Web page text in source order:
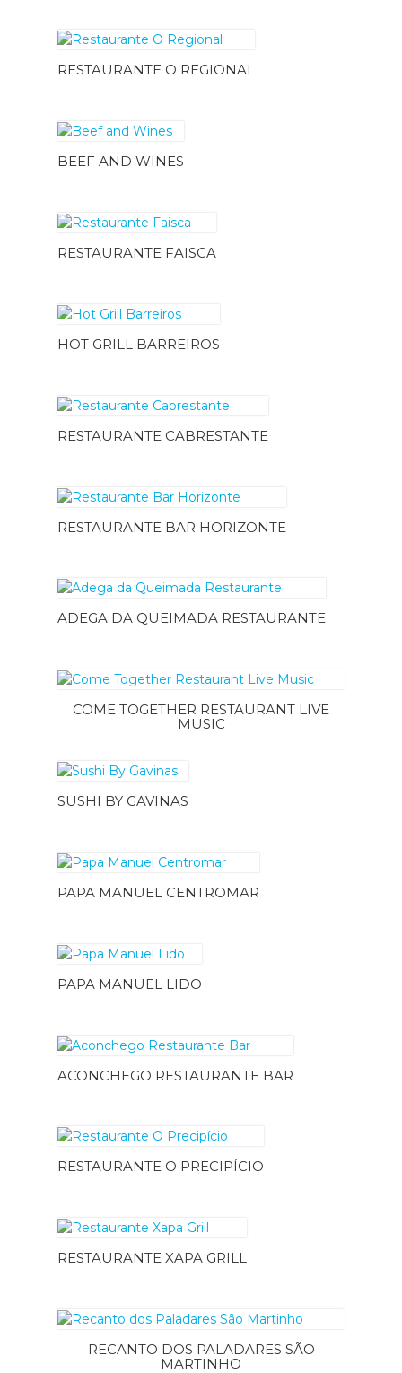
RESTAURANTE O REGIONAL
BEEF AND WINES
RESTAURANTE FAISCA
HOT GRILL BARREIROS
RESTAURANTE CABRESTANTE
RESTAURANTE BAR HORIZONTE
ADEGA DA QUEIMADA RESTAURANTE
COME TOGETHER RESTAURANT LIVE
MUSIC
SUSHI BY GAVINAS
PAPA MANUEL CENTROMAR
PAPA MANUEL LIDO
ACONCHEGO RESTAURANTE BAR
RESTAURANTE O PRECIPÍCIO
RESTAURANTE XAPA GRILL
RECANTO DOS PALADARES SÃO
MARTINHO